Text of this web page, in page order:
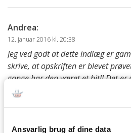
Ansvarlig brug af dine data
Andrea:
12. januar 2016 kl. 20:38
Jeg ved godt at dette indlæg er
skrive, at opskriften er blevet
gange har den været et hit!! Det
i – det giver den lige et ekstra
ikke er til fisk og specielt ikke til
gang.